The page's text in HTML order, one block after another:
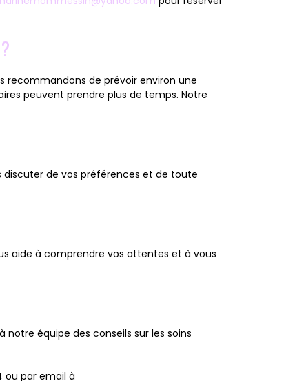
recommandons de prévoir environ une
peuvent prendre plus de temps. Notre
discuter de vos préférences et de toute
aide à comprendre vos attentes et à vous
équipe des conseils sur les soins
ou par email à